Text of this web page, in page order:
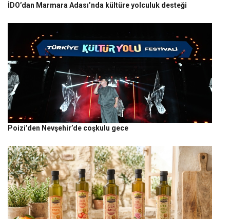
İDO’dan Marmara Adası’nda kültüre yolculuk desteği
Poizi’den Nevşehir’de coşkulu gece